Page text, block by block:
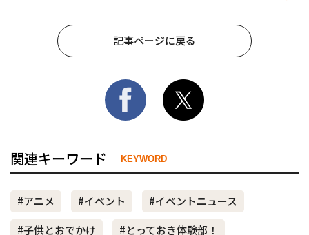
記事ページに戻る
関連キーワード KEYWORD
#アニメ #イベント
#イベントニュース
#子供とおでかけ
#とっておき体験部！